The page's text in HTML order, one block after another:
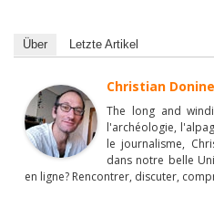
Über Letzte Artikel
Christian
The long and
l'archéologie,
le journalisme,
dans notre belle
en ligne? Rencontrer, discuter,